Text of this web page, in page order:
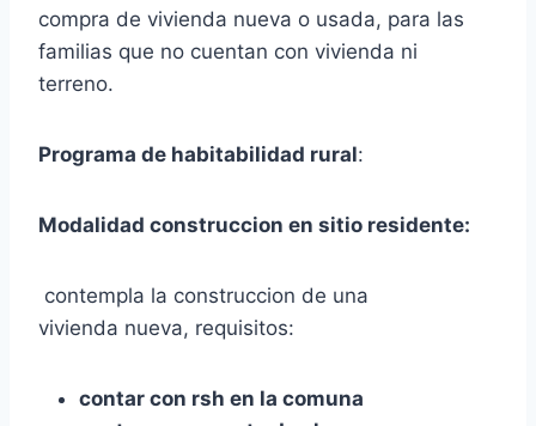
compra de vivienda nueva o usada, para las
familias que no cuentan con vivienda ni
terreno.
Programa de habitabilidad rural:
Modalidad construccion en sitio residente:
contempla la construccion de una
vivienda nueva, requisitos:
contar con rsh en la comuna